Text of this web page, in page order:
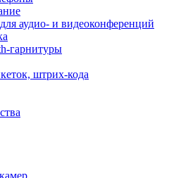
аудио- и видеоконференций
гарнитуры
штрих-кода